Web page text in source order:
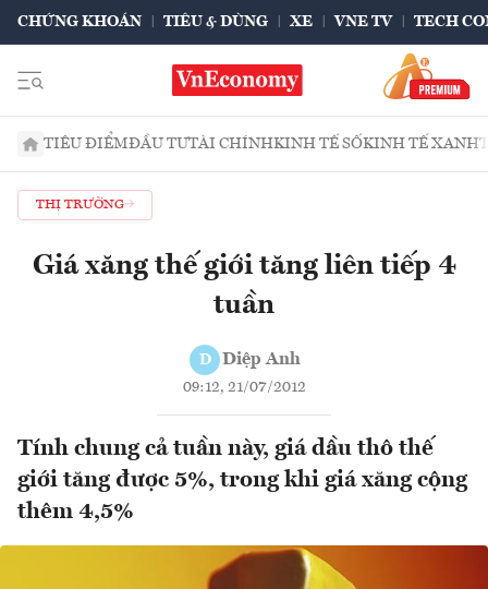
CHỨNG KHOÁN TIÊU & DÙNG XE VNE TV TECH
TIÊU ĐIỂMĐẦU TƯTÀI CHÍNHKINH TẾ SỐKINH TẾ XANH
THỊ TRƯỜNG
Giá xăng thế giới tăng liên tiếp 4
tuần
D Diệp Anh
09:12, 21/07/2012
Tính chung cả tuần này, giá dầu thô thế
giới tăng được 5%, trong khi giá xăng cộng
thêm 4,5%